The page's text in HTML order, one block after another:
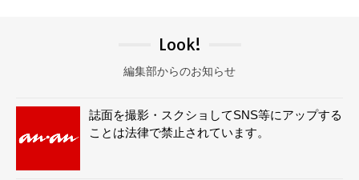
Look!
編集部からのお知らせ
誌面を撮影・スクショしてSNS等にアップする
ことは法律で禁止されています。